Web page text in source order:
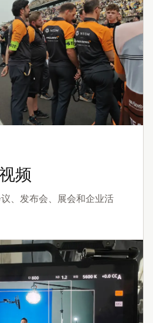
频
、发布会、展会和企业活